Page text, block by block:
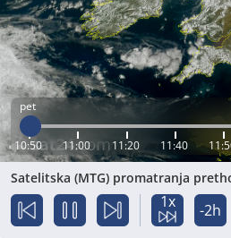
pet
10:50 11:00 11:20 11:40
Satelitska (MTG) promatranja
1x -2h